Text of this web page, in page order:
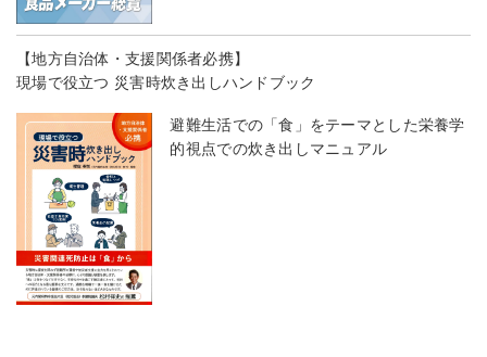
【地方自治体・支援関係者必携】
現場で役立つ 災害時炊き出しハンドブック
避難生活での「食」をテーマとした栄養学
的視点での炊き出しマニュアル